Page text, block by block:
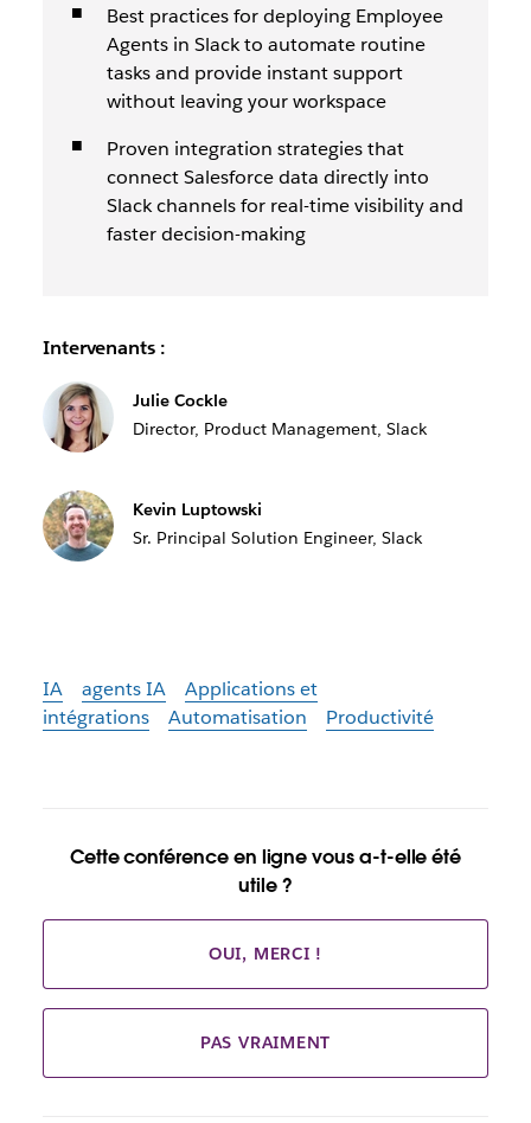
Best practices for deploying Employee
Agents in Slack to automate routine
tasks and provide instant support
without leaving your workspace
Proven integration strategies that
connect Salesforce data directly into
Slack channels for real-time visibility and
faster decision-making
Intervenants :
Julie Cockle
Director, Product Management, Slack
Kevin Luptowski
Sr. Principal Solution Engineer, Slack
IA agents IA
Applications et
intégrations
Automatisation Productivité
Cette conférence en ligne vous a-t-elle été
utile ?
OUI, MERCI !
PAS VRAIMENT